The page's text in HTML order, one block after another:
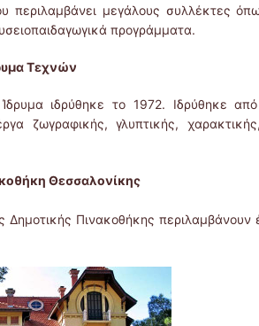
περιλαμβάνει μεγάλους συλλέκτες
προγράμματα.
Τεχνών
ιδρύθηκε το 1972. Ιδρύθηκε
ζωγραφικής, γλυπτικής,
Θεσσαλονίκης
Δημοτικής Πινακοθήκης